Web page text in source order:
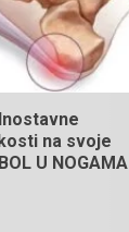
na svoje
U NOGAMA